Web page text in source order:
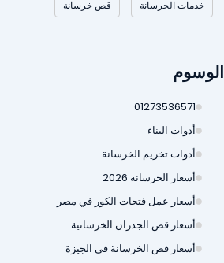
خدمات الخرسانة قص خرسانة
الوسوم
01273536571
أدوات البناء
أدوات تخريم الخرسانة
أسعار الخرسانة 2026
أسعار عمل فتحات الكور في مصر
أسعار قص الجدران الخرسانية
أسعار قص الخرسانة في الجيزة